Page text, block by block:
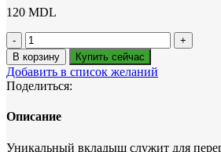
120 MDL
Количество
товара
СУПИНАТОР
ДЛЯ
ВЫСОКИХ
XS
В корзину Купить сейчас
Добавить в список желаний
Поделиться:
Описание
Уникальный вкладыш служит для